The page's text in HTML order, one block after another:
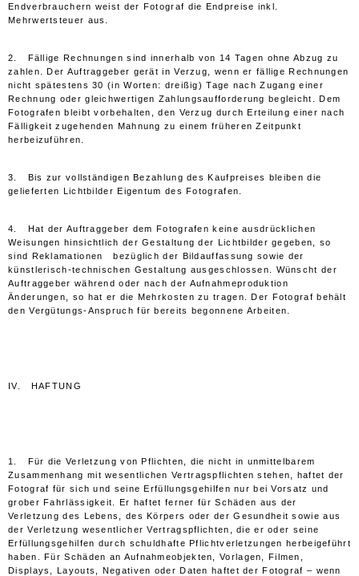
Endverbrauchern weist der Fotograf die Endpreise inkl.
Mehrwertsteuer aus.
2. Fällige Rechnungen sind innerhalb von 14 Tagen ohne Abzug zu
zahlen. Der Auftraggeber gerät in Verzug, wenn er fällige Rechnungen
nicht spätestens 30 (in Worten: dreißig) Tage nach Zugang einer
Rechnung oder gleichwertigen Zahlungsaufforderung begleicht. Dem
Fotografen bleibt vorbehalten, den Verzug durch Erteilung einer nach
Fälligkeit zugehenden Mahnung zu einem früheren Zeitpunkt
herbeizuführen.
3. Bis zur vollständigen Bezahlung des Kaufpreises bleiben die
gelieferten Lichtbilder Eigentum des Fotografen.
4. Hat der Auftraggeber dem Fotografen keine ausdrücklichen
Weisungen hinsichtlich der Gestaltung der Lichtbilder gegeben, so
sind Reklamationen bezüglich der Bildauffassung sowie der
künstlerisch-technischen Gestaltung ausgeschlossen. Wünscht der
Auftraggeber während oder nach der Aufnahmeproduktion
Änderungen, so hat er die Mehrkosten zu tragen. Der Fotograf behält
den Vergütungs-Anspruch für bereits begonnene Arbeiten.
IV. HAFTUNG
1. Für die Verletzung von Pflichten, die nicht in unmittelbarem
Zusammenhang mit wesentlichen Vertragspflichten stehen, haftet der
Fotograf für sich und seine Erfüllungsgehilfen nur bei Vorsatz und
grober Fahrlässigkeit. Er haftet ferner für Schäden aus der
Verletzung des Lebens, des Körpers oder der Gesundheit sowie aus
der Verletzung wesentlicher Vertragspflichten, die er oder seine
Erfüllungsgehilfen durch schuldhafte Pflichtverletzungen herbeigeführt
haben. Für Schäden an Aufnahmeobjekten, Vorlagen, Filmen,
Displays, Layouts, Negativen oder Daten haftet der Fotograf – wenn